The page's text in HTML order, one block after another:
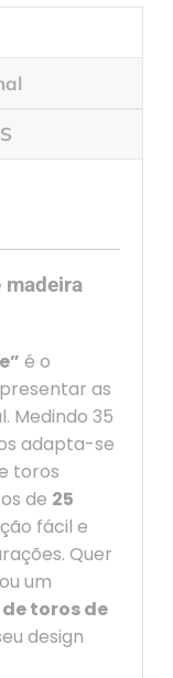
madeira
é o
as
Medindo 35
adapta-se
toros
de 25
fácil e
Quer
um
toros de
design